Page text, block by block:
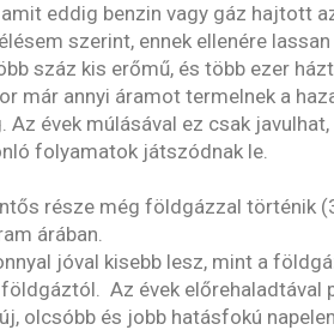
eddig benzin vagy gáz hajtott
szerint, ennek ellenére
száz kis erőmű, és több ezer
már annyi áramot termelnek a
évek múlásával ez csak
folyamatok játszódnak le.
része még földgázzal történik
árában.
jóval kisebb lesz, mint a
Az évek előrehaladtával
olcsóbb és jobb hatásfokú